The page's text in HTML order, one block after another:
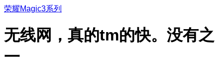
荣耀Magic3系列
无线网，真的tm的快。没有之
一